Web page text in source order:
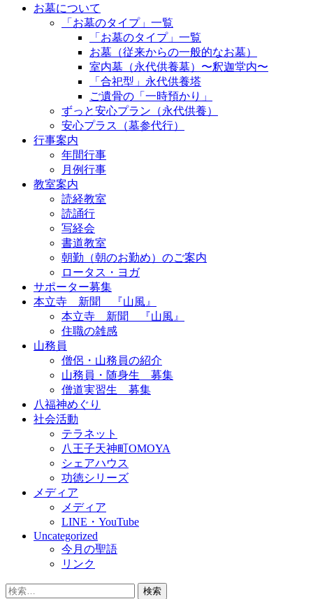
お墓について
「お墓のタイプ」一覧
「お墓のタイプ」一覧
お墓（従来からの一般的なお墓）
室内墓（永代供養墓）〜釈迦堂内〜
「合祀型」永代供養塔
ご遺骨の「一時預かり」
ずっと安心プラン（永代供養）
安心プラス（墓参代行）
行事案内
年間行事
月例行事
教室案内
読経教室
読誦行
写経会
書道教室
朝勤（朝のお勤め）のご案内
ロータス・ヨガ
サポーター募集
本立寺 新聞 『山風』
本立寺 新聞 『山風』
住職の雑感
山務員
僧侶・山務員の紹介
山務員・随身生 募集
僧道実習生 募集
八福神めぐり
社会活動
テラネット
八王子天神町OMOYA
シェアハウス
功徳シリーズ
メディア
メディア
LINE・YouTube
Uncategorized
今月の聖語
リンク
検